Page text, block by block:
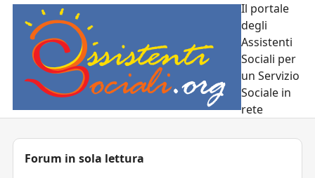
Il portale
degli
Assistenti
Sociali per
un Servizio
Sociale in
rete
Forum in sola lettura